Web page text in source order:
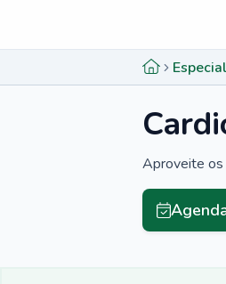
Aproveite os